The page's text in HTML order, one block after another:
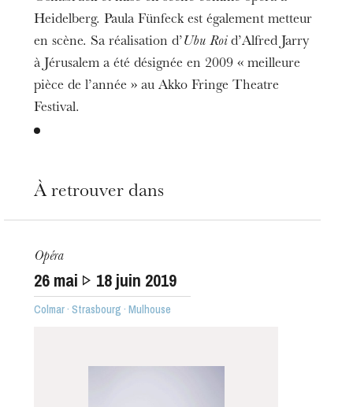
Heidelberg. Paula Fünfeck est également metteur
en scène. Sa réalisation d’Ubu Roi d’Alfred Jarry
à Jérusalem a été désignée en 2009 « meilleure
pièce de l’année » au Akko Fringe Theatre
Festival.
À retrouver dans
Opéra
26 mai 18 juin 2019
Colmar · Strasbourg · Mulhouse